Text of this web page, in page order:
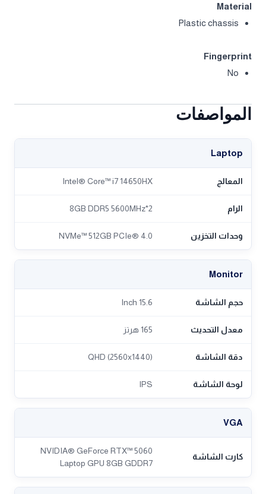
Material
Plastic chassis
Fingerprint
No
المواصفات
Laptop
المعالج Intel® Core™ i7 14650HX
الرام 2*8GB DDR5 5600MHz
وحدات التخزين NVMe™ 512GB PCIe® 4.0
Monitor
حجم الشاشة 15.6 Inch
معدل التحديث 165 هرتز
دقة الشاشة QHD (2560x1440)
لوحة الشاشة IPS
VGA
كارت الشاشة
NVIDIA® GeForce RTX™ 5060
Laptop GPU 8GB GDDR7